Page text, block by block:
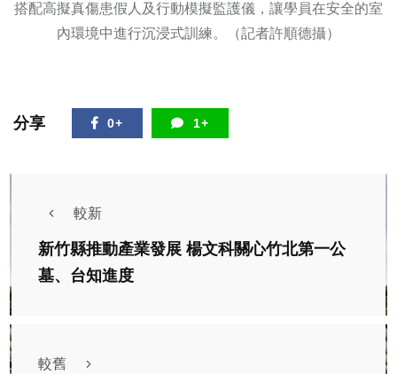
搭配高擬真傷患假人及行動模擬監護儀，讓學員在安全的室
內環境中進行沉浸式訓練。（記者許順德攝）
分享 0+ 1+
較新
新竹縣推動產業發展 楊文科關心竹北第一公
墓、台知進度
較舊